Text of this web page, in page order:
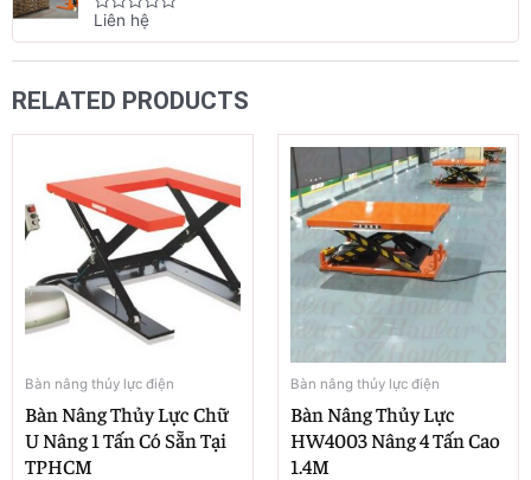
Rated
0
Liên hệ
RELATED PRODUCTS
Bàn nâng thủy lực điện
Bàn Nâng Thủy Lực Chữ
U Nâng 1 Tấn Có Sẵn Tại
TPHCM
Bàn nâng thủy lực điện
Bàn Nâng Thủy Lực
HW4003 Nâng 4 Tấn Cao
1.4M